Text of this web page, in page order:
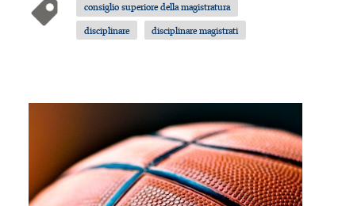
consiglio superiore della magistratura
disciplinare
disciplinare magistrati